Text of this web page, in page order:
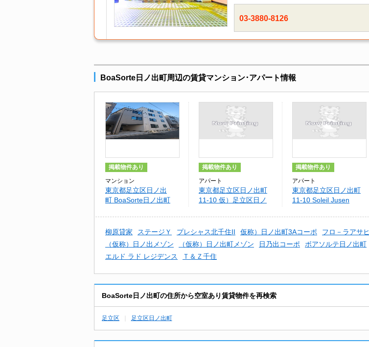
03-3880-8126
BoaSorte日ノ出町周辺の賃貸マンション･アパート情報
掲載物件あり
マンション
東京都足立区日ノ出
町 BoaSorte日ノ出町
掲載物件あり
アパート
東京都足立区日ノ出町
11-10 仮）足立区日ノ
掲載物件あり
アパート
東京都足立区日ノ出町
11-10 Soleil Jusen
柳原貸家 ステージＹ プレシャス北千住II 仮称）日ノ出町3Aコーポ フロ－ラアサヒ
（仮称）日ノ出メゾン
（仮称）日ノ出町メゾン 日乃出コーポ ボアソルテ日ノ出町
エルド ラド レジデンス
Ｔ＆Ｚ千住
BoaSorte日ノ出町の住所から空室あり賃貸物件を再検索
足立区 足立区日ノ出町